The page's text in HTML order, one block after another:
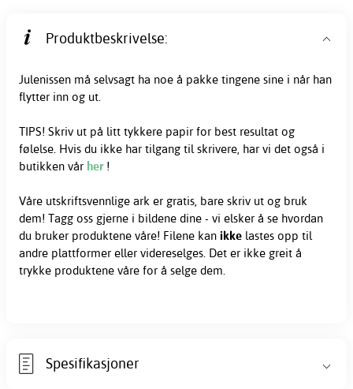
Produktbeskrivelse:
Julenissen må selvsagt ha noe å pakke tingene sine i når han
flytter inn og ut.
TIPS! Skriv ut på litt tykkere papir for best resultat og
følelse. Hvis du ikke har tilgang til skrivere, har vi det også i
butikken vår her!
Våre utskriftsvennlige ark er gratis, bare skriv ut og bruk
dem! Tagg oss gjerne i bildene dine - vi elsker å se hvordan
du bruker produktene våre! Filene kan ikke lastes opp til
andre plattformer eller videreselges. Det er ikke greit å
trykke produktene våre for å selge dem.
Spesifikasjoner